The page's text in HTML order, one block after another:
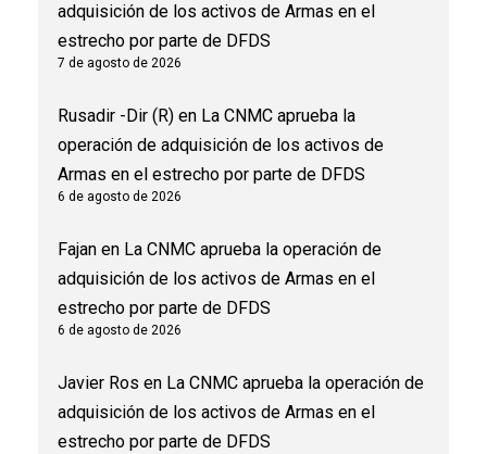
adquisición de los activos de Armas en el
estrecho por parte de DFDS
7 de agosto de 2026
Rusadir -Dir (R) en La CNMC aprueba la
operación de adquisición de los activos de
Armas en el estrecho por parte de DFDS
6 de agosto de 2026
Fajan en La CNMC aprueba la operación de
adquisición de los activos de Armas en el
estrecho por parte de DFDS
6 de agosto de 2026
Javier Ros en La CNMC aprueba la operación de
adquisición de los activos de Armas en el
estrecho por parte de DFDS